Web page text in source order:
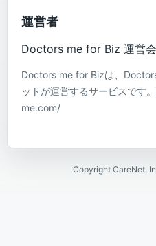
運営者
Doctors me for Biz 運営
Doctors me for Bizは、
ットが運営するサービスです
me.com/
Copyright CareNet,